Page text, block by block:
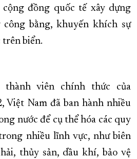
đồng quốc tế xây dựng
bằng, khuyến khích sự
biển.
viên chính thức của
Việt Nam đã ban hành nhiều
nước để cụ thể hóa các quy
nhiều lĩnh vực, như biên
thủy sản, dầu khí, bảo vệ